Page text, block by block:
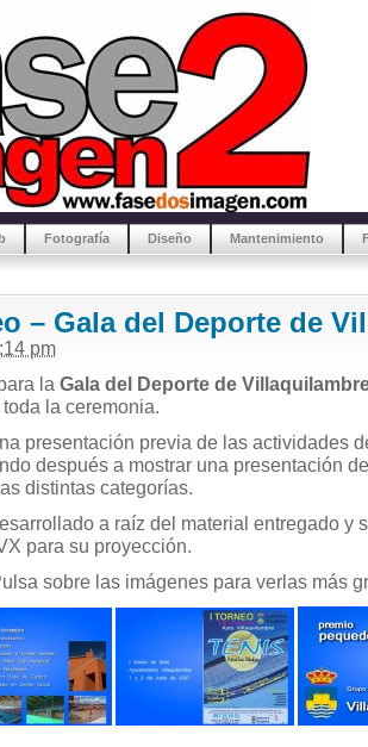
Fotografía Diseño Mantenimiento
– Gala del Deporte de
pm
la Gala del Deporte de
la ceremonia.
presentación previa de las actividades
después a mostrar una presentación
distintas categorías.
a raíz del material entregado y
para su proyección.
sobre las imágenes para verlas más